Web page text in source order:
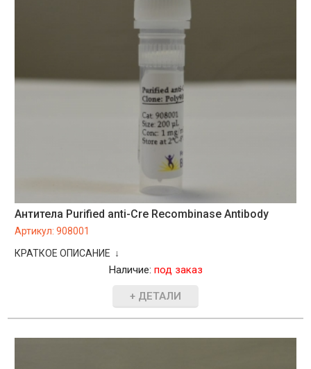
Антитела Purified anti-Cre Recombinase Antibody
Артикул:908001
КРАТКОЕ ОПИСАНИЕ ↓
Наличие: под заказ
+ ДЕТАЛИ